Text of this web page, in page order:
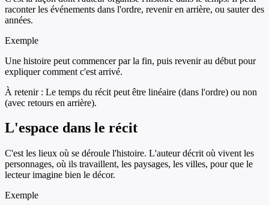
raconter les événements dans l'ordre, revenir en arrière, ou sauter des
années.
Exemple
Une histoire peut commencer par la fin, puis revenir au début pour
expliquer comment c'est arrivé.
À retenir : Le temps du récit peut être linéaire (dans l'ordre) ou non
(avec retours en arrière).
L'espace dans le récit
C'est les lieux où se déroule l'histoire. L'auteur décrit où vivent les
personnages, où ils travaillent, les paysages, les villes, pour que le
lecteur imagine bien le décor.
Exemple